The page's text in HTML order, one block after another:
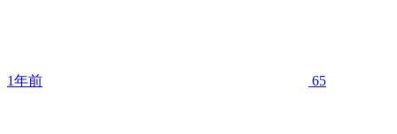
1年前 65